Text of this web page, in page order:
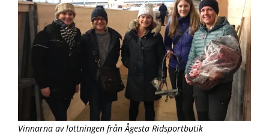
Vinnarna av lottningen från Ågesta Ridsportbutik